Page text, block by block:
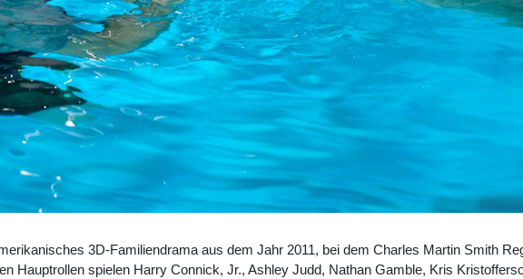
3D-Familiendrama aus dem Jahr 2011, bei dem Charles Martin Smith
Hauptrollen spielen Harry Connick, Jr., Ashley Judd, Nathan Gamble, Kris